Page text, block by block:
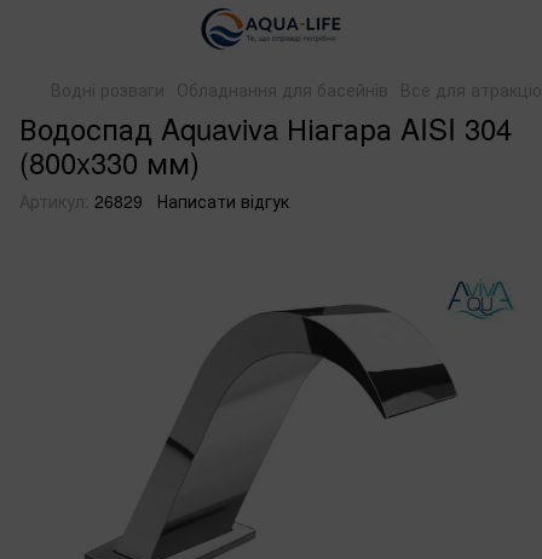
Водні розваги Обладнання для басейнів Все для
Водоспад Aquaviva Ніагара AISI 304
(800x330 мм)
Артикул: 26829 Написати відгук